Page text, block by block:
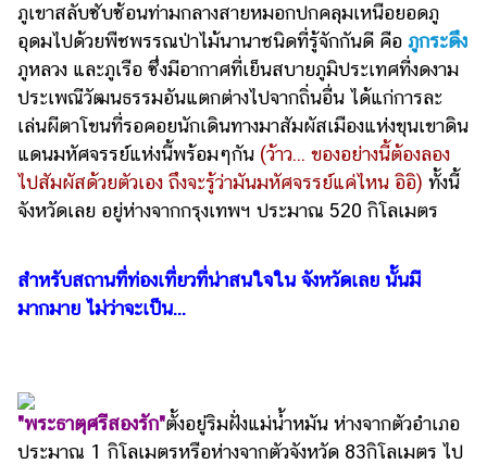
หนัง
Music
Station
ละคร
บันเทิง
เกาหลี
ไตล์
ดูด
ผู้ชาย
ภูเขาสลับซับซ้อนท่ามกลางสายหมอกปกคลุมเหนือยอดภู
อุดมไปด้วยพืชพรรณป่าไม้นานาชนิดที่รู้จักกันดี คือ ภูกระดึง
ภูหลวง และภูเรือ ซึ่งมีอากาศที่เย็นสบายภูมิประเทศที่งดงาม
ประเพณีวัฒนธรรมอันแตกต่างไปจากถิ่นอื่น ได้แก่การละ
เล่นผีตาโขนที่รอคอยนักเดินทางมาสัมผัสเมืองแห่งขุนเขาดิน
แดนมหัศจรรย์แห่งนี้พร้อมๆกัน (ว้าว... ของอย่างนี้ต้องลอง
ไปสัมผัสด้วยตัวเอง ถึงจะรู้ว่ามันมหัศจรรย์แค่ไหน อิอิ) ทั้งนี้
จังหวัดเลย อยู่ห่างจากกรุงเทพฯ ประมาณ 520 กิโลเมตร
สำหรับสถานที่ท่องเที่ยวที่น่าสนใจใน จังหวัดเลย นั้นมี
มากมาย ไม่ว่าจะเป็น...
"พระธาตุศรีสองรัก"ตั้งอยู่ริมฝั่งแม่น้ำหมัน ห่างจากตัวอำเภอ
ประมาณ 1 กิโลเมตรหรือห่างจากตัวจังหวัด 83กิโลเมตร ไป